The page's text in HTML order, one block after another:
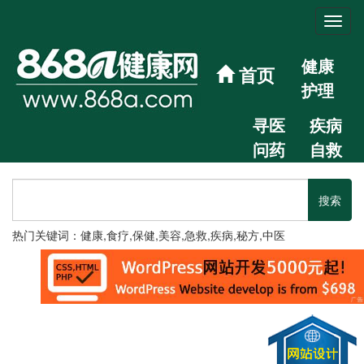
首页
健康
护理
寻医
问药
疾病
自救
热门关键词：健康,食疗,保健,美容,急救,疾病,秘方,中医